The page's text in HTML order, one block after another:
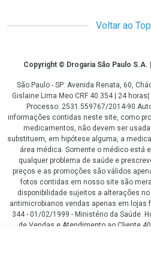
Voltar ao
CopyrightCopyright © Drogaria São Paulo S.A.
São Paulo - SP: Avenida Renata, 60,
Gislaine Lima Meo CRF 40.354 | 24
Processo: 2531.559767/2014-90
informações contidas neste site, como
medicamentos, não devem ser
substituem, em hipótese alguma, a
área médica. Somente o médico está
qualquer problema de saúde e
preços e as promoções são válidos
fotos contidas em nosso site são
disponibilidade sujeitos a alterações
antimicrobianos vendas apenas em lojas
344 - 01/02/1999 - Ministério da Saúde.
de Vendas e Atendimento ao Cliente